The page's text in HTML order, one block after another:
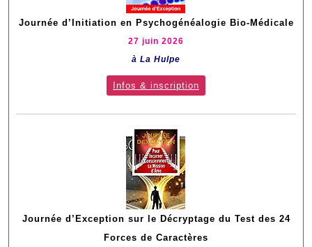
Journée d’Initiation en Psychogénéalogie Bio-Médicale
27 juin 2026
à La Hulpe
Infos & inscription
Journée d’Exception sur le Décryptage du Test des 24
Forces de Caractères